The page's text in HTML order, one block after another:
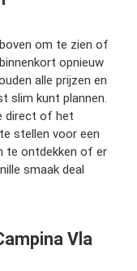
om te zien of
opnieuw
alle prijzen en
slim kunt plannen.
direct of het
stellen voor een
te ontdekken of er
smaak deal
Vla